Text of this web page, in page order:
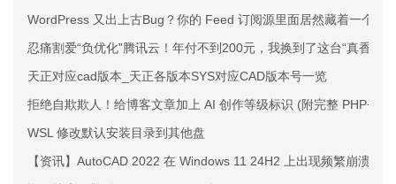
WordPress 又出上古Bug？你的 Feed 订阅源里面居然藏着一个博
忍痛割爱“负优化”腾讯云！年付不到200元，我换到了这台“真香”的
天正对应cad版本_天正各版本SYS对应CAD版本号一览
拒绝自欺欺人！给博客文章加上 AI 创作等级标识 (附完整
WSL 修改默认安装目录到其他盘
【资讯】AutoCAD 2022 在 Windows 11 24H2 上出现频繁崩溃 请